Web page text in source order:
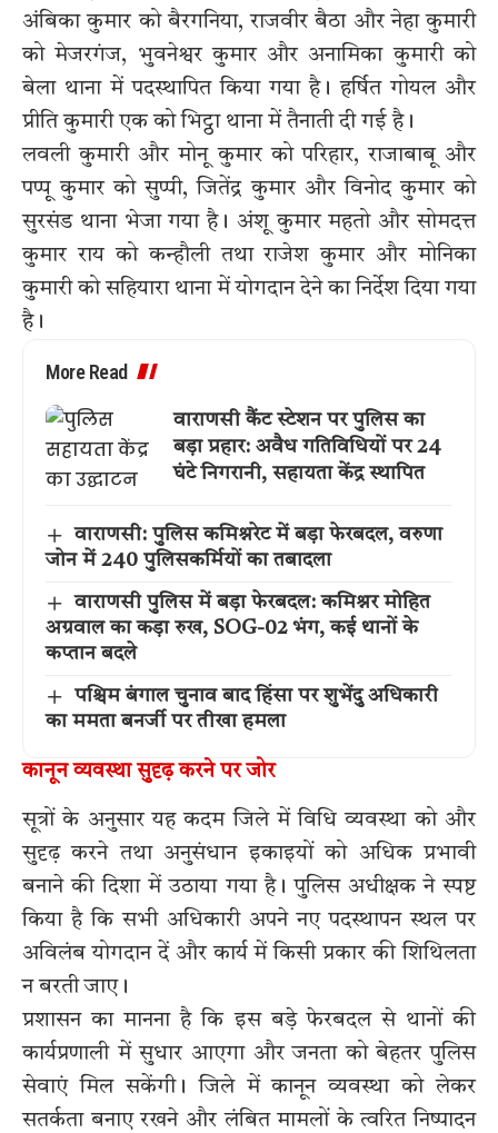
अंबिका कुमार को बैरगनिया, राजवीर बैठा और नेहा कुमारी
को मेजरगंज, भुवनेश्वर कुमार और अनामिका कुमारी को
बेला थाना में पदस्थापित किया गया है। हर्षित गोयल और
प्रीति कुमारी एक को भिट्ठा थाना में तैनाती दी गई है।
लवली कुमारी और मोनू कुमार को परिहार, राजाबाबू और
पप्पू कुमार को सुप्पी, जितेंद्र कुमार और विनोद कुमार को
सुरसंड थाना भेजा गया है। अंशू कुमार महतो और सोमदत्त
कुमार राय को कन्हौली तथा राजेश कुमार और मोनिका
कुमारी को सहियारा थाना में योगदान देने का निर्देश दिया गया
है।
More Read
वाराणसी कैंट स्टेशन पर पुलिस का
बड़ा प्रहार: अवैध गतिविधियों पर 24
घंटे निगरानी, सहायता केंद्र स्थापित
वाराणसी: पुलिस कमिश्नरेट में बड़ा फेरबदल, वरुणा
जोन में 240 पुलिसकर्मियों का तबादला
वाराणसी पुलिस में बड़ा फेरबदल: कमिश्नर मोहित
अग्रवाल का कड़ा रुख, SOG-02 भंग, कई थानों के
कप्तान बदले
पश्चिम बंगाल चुनाव बाद हिंसा पर शुभेंदु अधिकारी
का ममता बनर्जी पर तीखा हमला
कानून व्यवस्था सुदृढ़ करने पर जोर
सूत्रों के अनुसार यह कदम जिले में विधि व्यवस्था को और
सुदृढ़ करने तथा अनुसंधान इकाइयों को अधिक प्रभावी
बनाने की दिशा में उठाया गया है। पुलिस अधीक्षक ने स्पष्ट
किया है कि सभी अधिकारी अपने नए पदस्थापन स्थल पर
अविलंब योगदान दें और कार्य में किसी प्रकार की शिथिलता
न बरती जाए।
प्रशासन का मानना है कि इस बड़े फेरबदल से थानों की
कार्यप्रणाली में सुधार आएगा और जनता को बेहतर पुलिस
सेवाएं मिल सकेंगी। जिले में कानून व्यवस्था को लेकर
सतर्कता बनाए रखने और लंबित मामलों के त्वरित निष्पादन